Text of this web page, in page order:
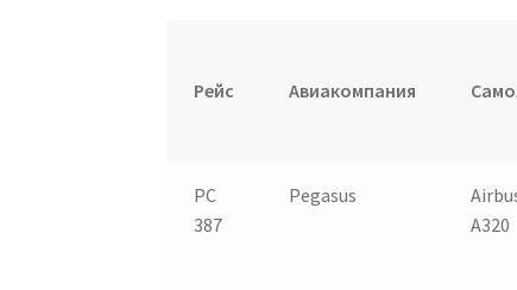
Рейс Авиакомпания
PC
387
Pegasus
А320